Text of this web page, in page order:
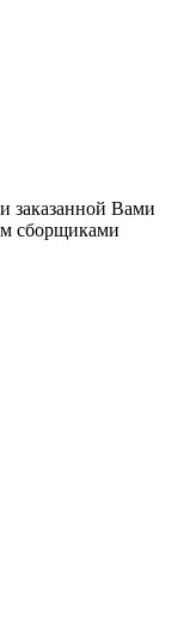
заказанной Вами
сборщиками